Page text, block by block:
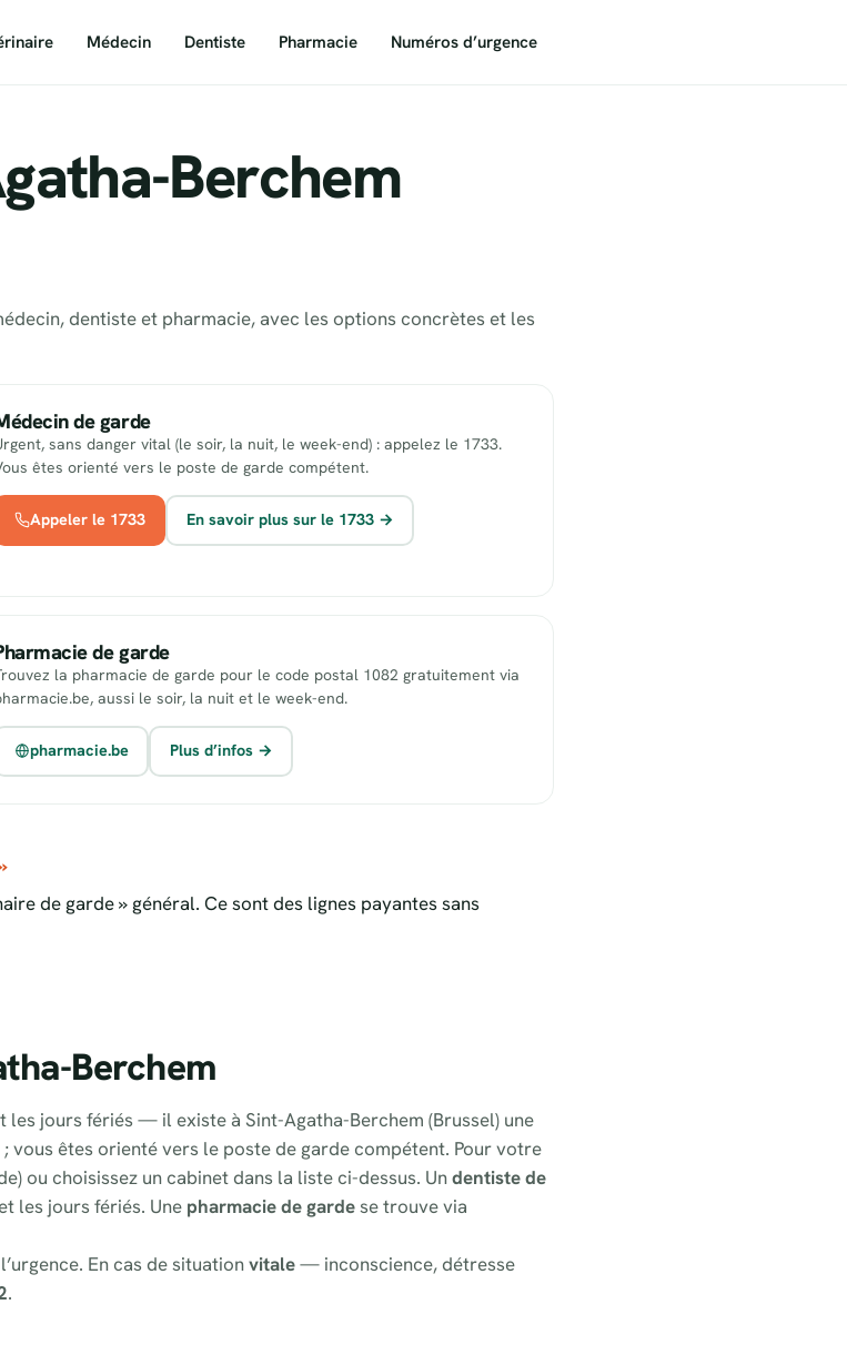
Médecin Dentiste Pharmacie Numéros d’urgence
Berchem
dentiste et pharmacie, avec les options concrètes et les
de garde
sans danger vital (le soir, la nuit, le week-end) : appelez le 1733.
êtes orienté vers le poste de garde compétent.
Appeler le 1733 En savoir plus sur le 1733 →
de garde
la pharmacie de garde pour le code postal 1082 gratuitement via
aussi le soir, la nuit et le week-end.
pharmacie.be Plus d’infos →
de garde » général. Ce sont des lignes payantes sans
Berchem
jours fériés — il existe à Sint-Agatha-Berchem (Brussel) une
; vous êtes orienté vers le poste de garde compétent. Pour votre
ou choisissez un cabinet dans la liste ci-dessus. Undentiste de
les jours fériés. Une pharmacie de gardese trouve via
En cas de situationvitale— inconscience, détresse
.